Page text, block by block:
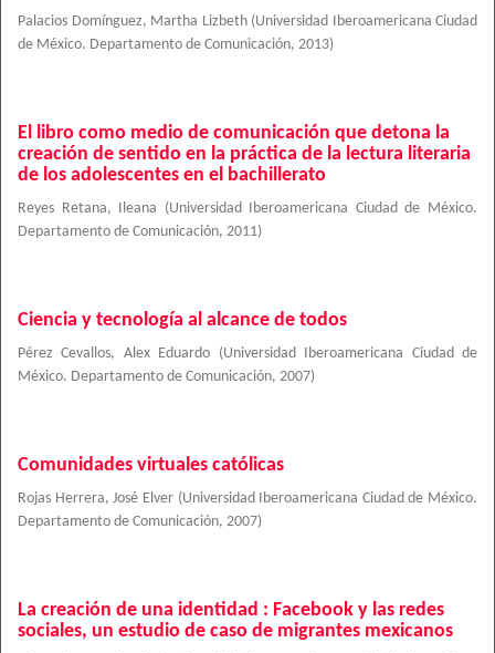
Palacios Domínguez, Martha Lizbeth (Universidad Iberoamericana Ciudad
de México. Departamento de Comunicación, 2013)
El libro como medio de comunicación que detona la
creación de sentido en la práctica de la lectura literaria
de los adolescentes en el bachillerato
Reyes Retana, Ileana (Universidad Iberoamericana Ciudad de México.
Departamento de Comunicación, 2011)
Ciencia y tecnología al alcance de todos
Pérez Cevallos, Alex Eduardo (Universidad Iberoamericana Ciudad de
México. Departamento de Comunicación, 2007)
Comunidades virtuales católicas
Rojas Herrera, José Elver (Universidad Iberoamericana Ciudad de México.
Departamento de Comunicación, 2007)
La creación de una identidad : Facebook y las redes
sociales, un estudio de caso de migrantes mexicanos